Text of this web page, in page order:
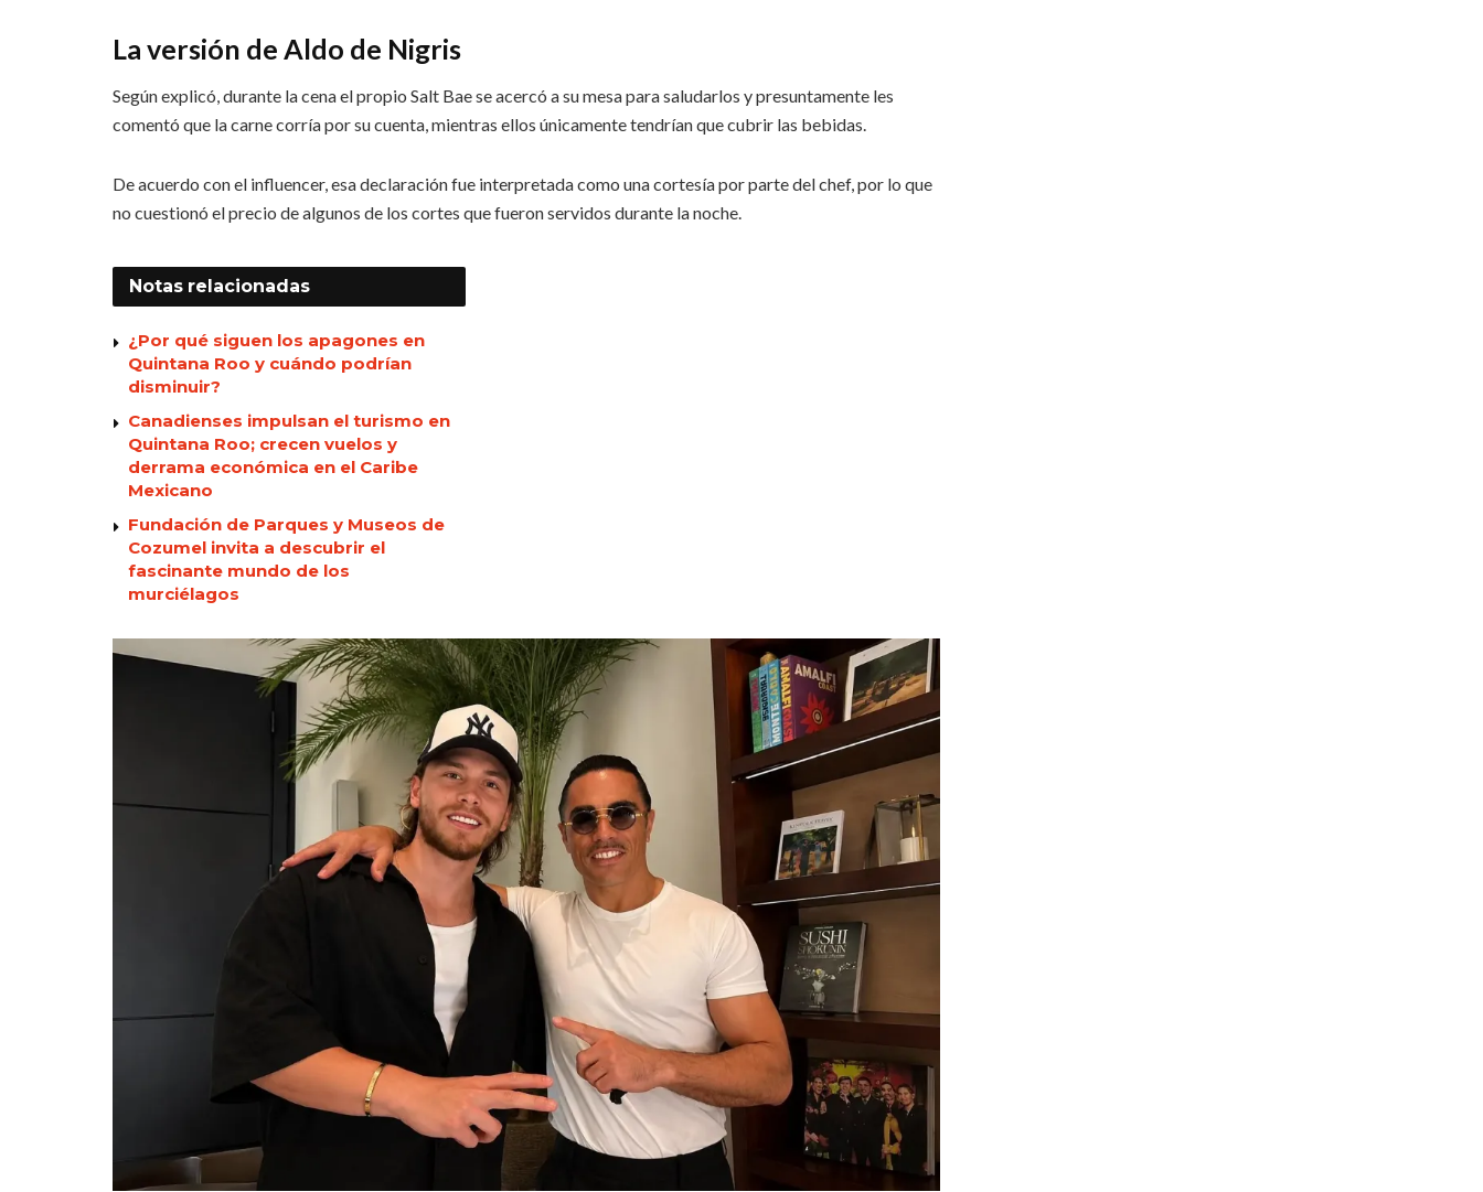
La versión de Aldo de Nigris
Según explicó, durante la cena el propio Salt Bae se acercó a su mesa para saludarlos y presuntamente les
comentó que la carne corría por su cuenta, mientras ellos únicamente tendrían que cubrir las bebidas.
De acuerdo con el influencer, esa declaración fue interpretada como una cortesía por parte del chef, por lo que
no cuestionó el precio de algunos de los cortes que fueron servidos durante la noche.
Notas relacionadas
¿Por qué siguen los apagones en
Quintana Roo y cuándo podrían
disminuir?
Canadienses impulsan el turismo en
Quintana Roo; crecen vuelos y
derrama económica en el Caribe
Mexicano
Fundación de Parques y Museos de
Cozumel invita a descubrir el
fascinante mundo de los
murciélagos